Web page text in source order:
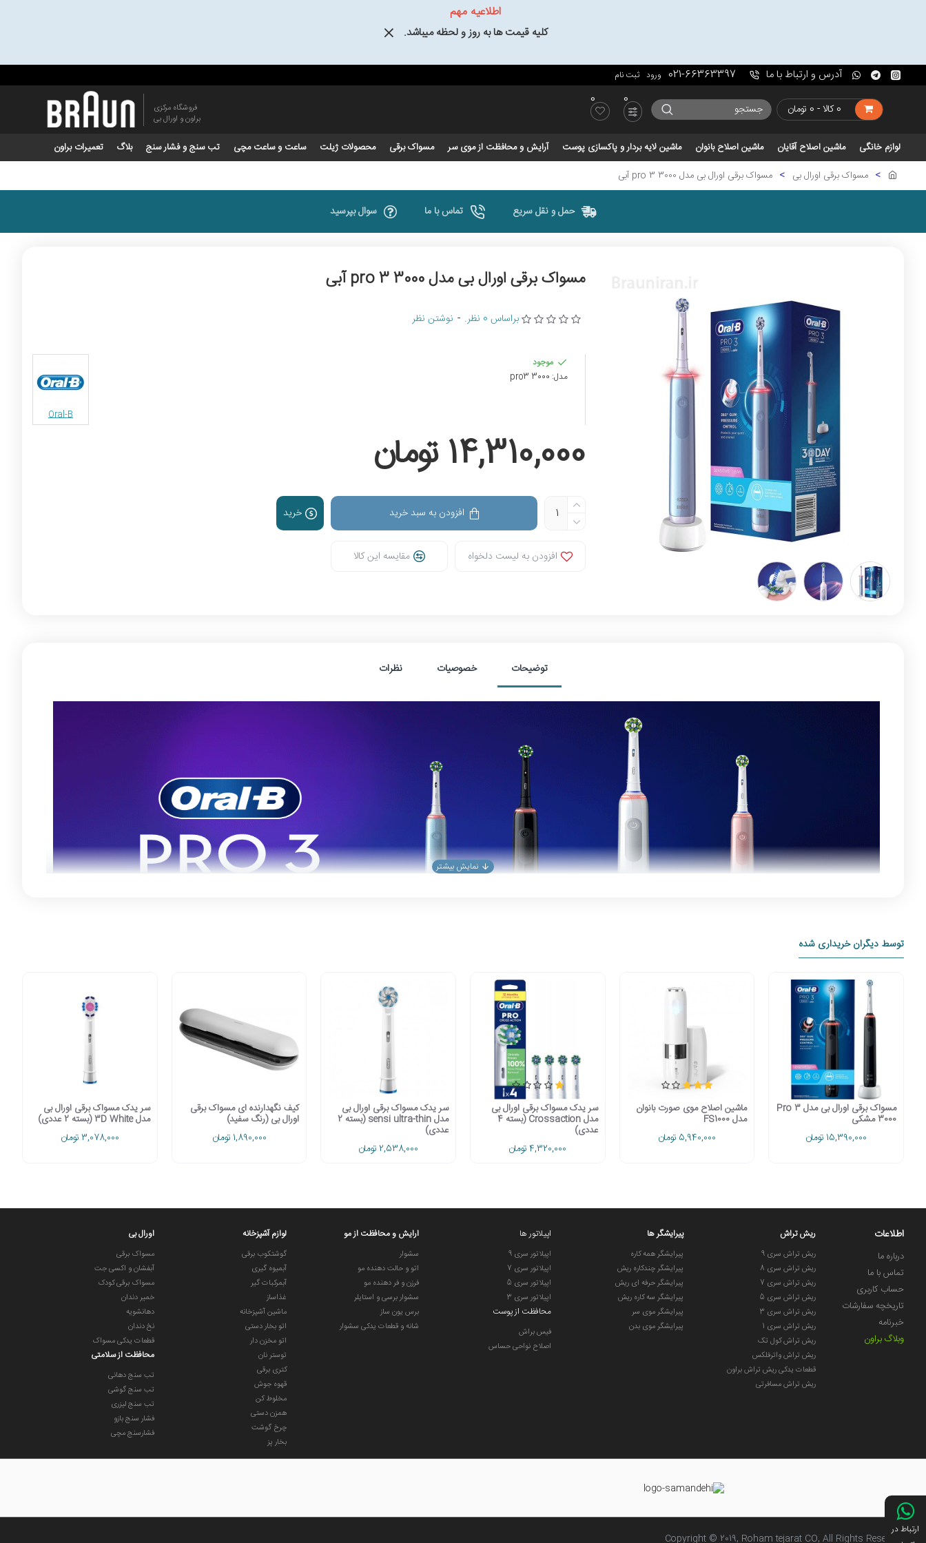
اطلاعیه مهم
کلیه قیمت ها به روز و لحظه میباشد.
آدرس و ارتباط با ما 021-66363397 ورود ثبت نام
فروشگاه مرکزی
براون و اورال بی
0 0
0 کالا - 0 تومان
لوازم خانگی ماشین اصلاح آقایان ماشین اصلاح بانوان ماشین لایه بردار و پاکسازی پوست آرایش و محافظت از موی سر مسواک برقی محصولات ژیلت ساعت و ساعت مچی تب سنج و فشار سنج بلاگ
تعمیرات براون
مسواک برقی اورال بی
مسواک برقی اورال بی مدل pro 3 3000 آبی
حمل و نقل سریع تماس با ما سوال بپرسید
مسواک برقی اورال بی مدل pro 3 3000 آبی
موجود
مدل: pro3 3000
Oral-B
براساس 0 نظر. - نوشتن نظر
14,310,000 تومان
افزودن به سبد خرید خرید
افزودن به لیست دلخواه مقایسه این کالا
توضیحات خصوصیات نظرات
مسواک برقی اورال بی pro3 3000 یکی از ده ها مدل مسواک موفق شرکت اورال بی و براون میباشد.این دستگاه به شما کمک میکند شیوه های مضر و غلط مسواک زدن را اصلاح نموده و دهان و دندانی سفید و زیبا
را تجربه کنید.این دستگاه توانایی از بین بردن 100درصد پلاک هایی را دارد که با مسواک دستی معمولی قابل پاک سازی نمیباشد.همچنین به شما میکند ظرف مدت 21 روز التهاب لثه را از بین برده و به سالم سازی
کننده،حساس میباشد.در این مدل از گران ترین سری مسواک یعنی sensiultra thin استفاده شده است که بیشترین پاک کنندگی و کمترین آسیب را برای دندان و لثه ای شما به ارمغان می آورد
توسط دیگران خریداری شده
مسواک برقی اورال بی مدل Pro 3
3000 مشکی
15,390,000 تومان
ماشین اصلاح موی صورت بانوان
مدل FS1000
5,940,000 تومان
سر یدک مسواک برقی اورال بی
مدل Crossaction (بسته 4
عددی)
4,320,000 تومان
سر یدک مسواک برقی اورال بی
مدل sensi ultra-thin (بسته 2
عددی)
2,538,000 تومان
کیف نگهدارنده ای مسواک برقی
اورال بی (رنگ سفید)
1,890,000 تومان
سر یدک مسواک برقی اورال بی
مدل 3D White (بسته 2 عددی)
3,078,000 تومان
اطلاعات
درباره ما
تماس با ما
حساب کاربری
تاریخچه سفارشات
خبرنامه
وبلاگ براون
ریش تراش
ریش تراش سری 9
ریش تراش سری 8
ریش تراش سری 7
ریش تراش سری 5
ریش تراش سری 3
ریش تراش سری 1
ریش تراش کول تک
ریش تراش واترفلکس
قطعات یدکی ریش تراش براون
ریش تراش مسافرتی
پیرایشگر ها
پیرایشگر همه کاره
پیرایشگر چندکاره ریش
پیرایشگر حرفه ای ریش
پیرایشگر سه کاره ریش
پیرایشگر موی سر
پیرایشگر موی بدن
اپیلاتور ها
اپیلاتور سری 9
اپیلاتور سری 7
اپیلاتور سری 5
اپیلاتور سری 3
محافظت از پوست
فیس براش
اصلاح نواحی حساس
ارایش و محافظت از مو
سشوار
اتو و حالت دهنده مو
فرزن و فر دهنده مو
سشوار برسی و استایلر
برس یون ساز
شانه و قطعات یدکی سشوار
لوازم آشپزخانه
گوشتکوب برقی
آبمیوه گیری
آبمرکبات گیر
غذاساز
ماشین آشپزخانه
اتو بخار دستی
اتو مخزن دار
توستر نان
کتری برقی
قهوه جوش
مخلوط کن
همزن دستی
چرخ گوشت
بخار پز
اورال بی
مسواک برقی
آبفشان و اکسی جت
مسواک برقی کودک
خمیر دندان
دهانشویه
نخ دندان
قطعات یدکی مسواک
محافظت از سلامتی
تب سنج دهانی
تب سنج گوشی
تب سنج لیزری
فشار سنج بازو
فشارسنج مچی
Copyright © 2019, Roham tejarat CO, All Rights Reserved
ارتباط در